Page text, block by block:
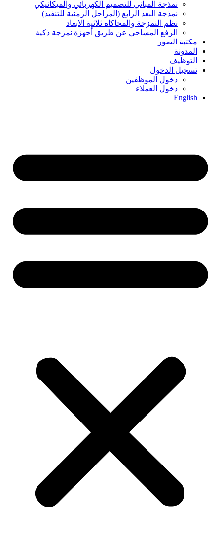
نمذجة المباني للتصمیم الكھربائي والمیكانیكي
نمذجة البعد الرابع (المراحل الزمنیة للتنفیذ)
نظم النمزجة والمحاكاه ثلاثیة الابعاد
الرفع المساحي عن طریق أجھزة نمزجة ذكیة
مكتبة الصور
المدونة
التوظيف
تسجيل الدخول
دخول الموظفين
دخول العملاء
English